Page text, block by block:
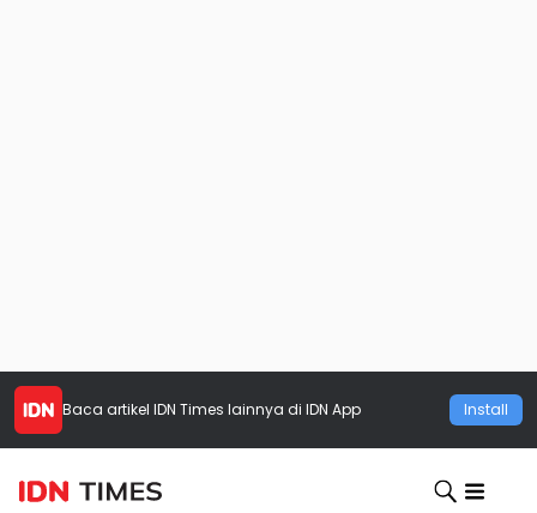
Baca artikel IDN Times lainnya di IDN App Install